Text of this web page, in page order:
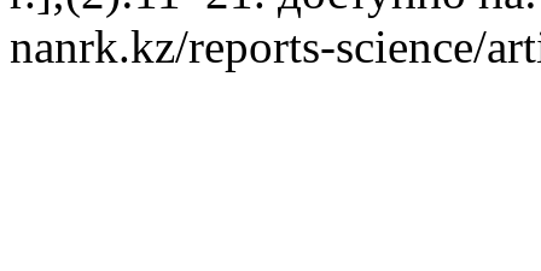
nanrk.kz/reports-science/